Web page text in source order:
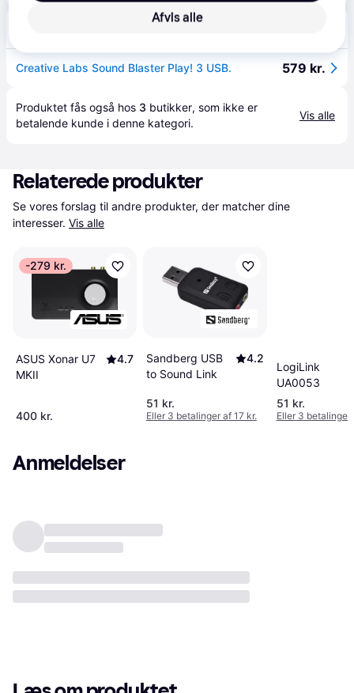
Creative Labs Sound Blaster Play! 3 USB. 579 kr.
Produktet fås også hos 3 butikker, som ikke er
betalende kunde i denne kategori.
Vis alle
Relaterede produkter
Se vores forslag til andre produkter, der matcher dine
interesser. Vis alle
-279 kr.
ASUS Xonar U7
MKII
4.7
400 kr.
Sandberg USB
to Sound Link
4.2
51 kr.
Eller 3 betalinger af 17 kr.
LogiLink
UA0053
51 kr.
Eller 3 betalinger
Anmeldelser
Afvis alle